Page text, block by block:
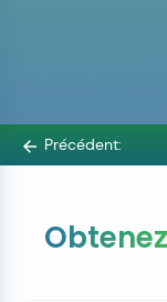
Précédent: